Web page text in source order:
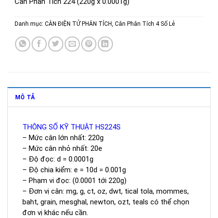
Danh mục: CÂN ĐIỆN TỬ PHÂN TÍCH, Cân Phân Tích 4 Số Lẻ
MÔ TẢ
THÔNG SỐ KỸ THUẬT HS224S
– Mức cân lớn nhất: 220g
– Mức cân nhỏ nhất: 20e
– Độ đọc: d = 0.0001g
– Độ chia kiểm: e = 10d = 0.001g
– Phạm vi đọc: (0.0001 tới 220g)
– Đơn vị cân: mg, g, ct, oz, dwt, tical tola, mommes,
baht, grain, mesghal, newton, ozt, teals có thể chọn
đơn vị khác nếu cần.